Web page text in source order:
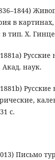
в
в тип. Х.
наук.
с.
Письмо